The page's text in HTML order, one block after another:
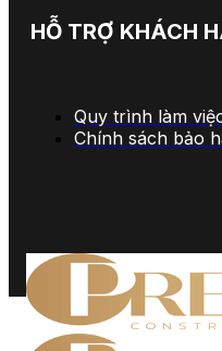
HỖ TRỢ KHÁCH
Quy trình làm
Chính sách bảo